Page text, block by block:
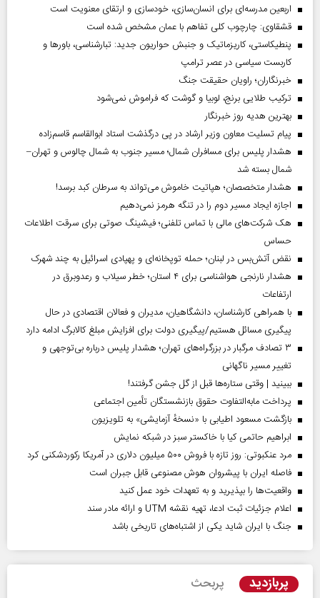
اربعین مدرسه‌ای برای انسان‌سازی، خودسازی و ارتقای معنویت است
قشقاوی: چارچوب کلی تفاهم با عمان مشخص شده است
پنطیکاستی، کاریزماتیک و جنبش حواریون جدید: تبارشناسی، باور‌ها و
کاربست سیاسی در عصر ترامپ
خبرنگاران؛ راویان حقیقت جنگ
ترکیب طلایی برنج، لوبیا و گوشت که فراموش نمی‌شود
بهترین هدیه روز خبرنگار
پیام تسلیت معاون وزیر ارشاد در پی درگذشت استاد ابوالقاسم قاسم‌زاده
هشدار پلیس برای مسافران شمال؛ مسیر جنوب به شمال چالوس و تهران–
شمال بسته شد
هشدار متخصصان؛ هپاتیت خاموش می‌تواند به سرطان کبد برسد!
اجازه ایجاد مسیر دوم را در تنگه هرمز نمی‌دهیم
هک شرکت‌های مالی با تماس تلفنی؛ فیشینگ صوتی برای سرقت اطلاعات
حساس
نقض آتش‌بس در لبنان؛ حمله توپخانه‌ای و پهپادی اسرائیل به چند شهرک
هشدار نارنجی هواشناسی برای ۴ استان؛ خطر سیلاب و رعدوبرق در
ارتفاعات
با همراهی کارشناسان، دانشگاهیان، مدیران و فعالان اقتصادی در حال
پیگیری مسائل هستیم/پیگیری دولت برای افزایش مبلغ کالابرگ ادامه دارد
۳ تصادف مرگبار در بزرگراه‌های تهران؛ هشدار پلیس درباره بی‌توجهی و
تغییر مسیر ناگهانی
ببینید | وقتی ستاره‌ها قبل از گل جشن گرفتند!
پرداخت مابه‌التفاوت حقوق بازنشستگان تأمین اجتماعی
بازگشت مسعود اطیابی با «نسخهٔ آزمایشی» به تلویزیون
ابراهیم حاتمی کیا با خاکستر سبز در شبکه نمایش
مرد عنکبوتی: روز تازه با فروش ۵۰۰ میلیون دلاری در آمریکا رکوردشکنی کرد
فاصله ایران با پیشرو‌ان هوش مصنوعی قابل جبران است
واقعیت‌ها را بپذیرید و به تعهدات خود عمل کنید
اعلام جزئیات ثبت ادعا، تهیه نقشه UTM و ارائه مادر سند
جنگ با ایران شاید یکی از اشتباه‌های تاریخی باشد
پربازدید پربحث